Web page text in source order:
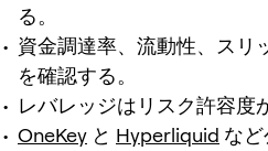
る。
資金調達率、流動性、スリ
を確認する。
レバレッジはリスク許容度
OneKey と Hyperliquid など